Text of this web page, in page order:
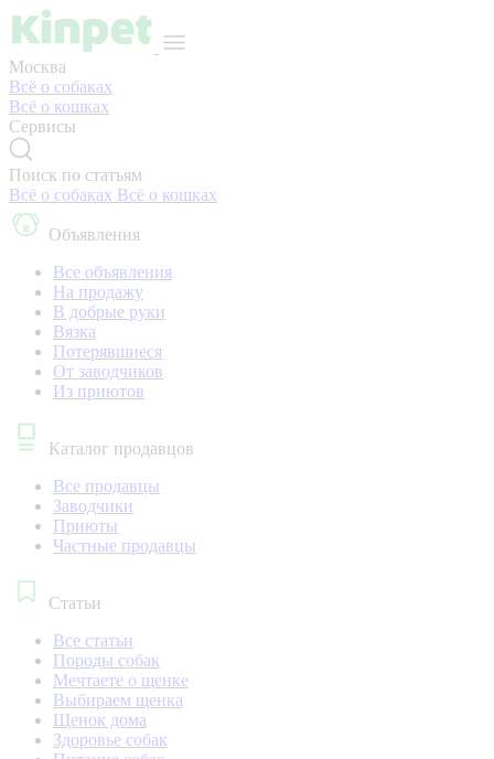
Москва
Всё о собаках
Всё о кошках
Сервисы
Поиск по статьям
Всё о собаках Всё о кошках
Объявления
Все объявления
На продажу
В добрые руки
Вязка
Потерявшиеся
От заводчиков
Из приютов
Каталог продавцов
Все продавцы
Заводчики
Приюты
Частные продавцы
Статьи
Все статьи
Породы собак
Мечтаете о щенке
Выбираем щенка
Щенок дома
Здоровье собак